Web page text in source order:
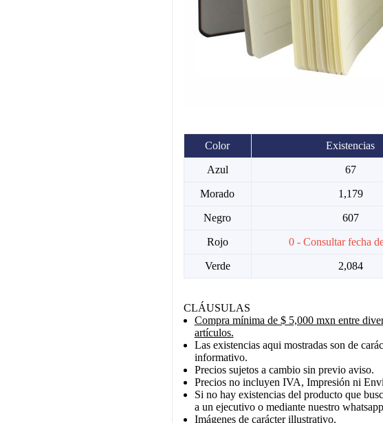
Color Existencias
Azul 67
Morado 1,179
Negro 607
Rojo 0 - Consultar fecha
Verde 2,084
CLÁUSULAS
Compra mínima de $ 5,000 mxn entre
artículos.
Las existencias aqui mostradas son de
informativo.
Precios sujetos a cambio sin previo aviso.
Precios no incluyen IVA, Impresión ni
Si no hay existencias del producto que
a un ejecutivo o mediante nuestro
Imágenes de carácter illustrativo.